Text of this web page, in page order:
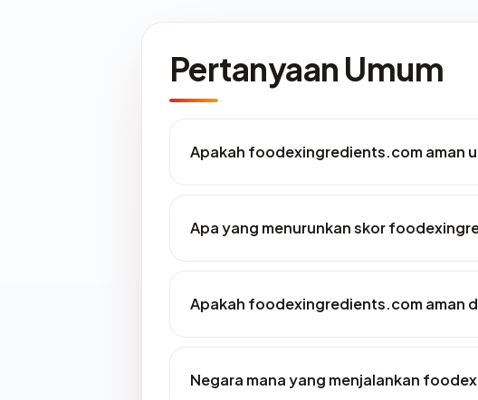
Pertanyaan Umum
Apakah foodexingredients.com aman
Apa yang menurunkan skor
Apakah foodexingredients.com aman
Negara mana yang menjalankan